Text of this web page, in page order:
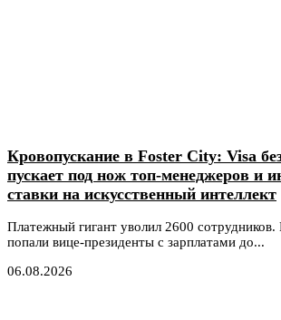
Кровопускание в Foster City: Visa
пускает под нож топ-менеджеров и
ставки на искусственный интеллект
Платежный гигант уволил 2600
попали вице-президенты с зарплатами до...
06.08.2026